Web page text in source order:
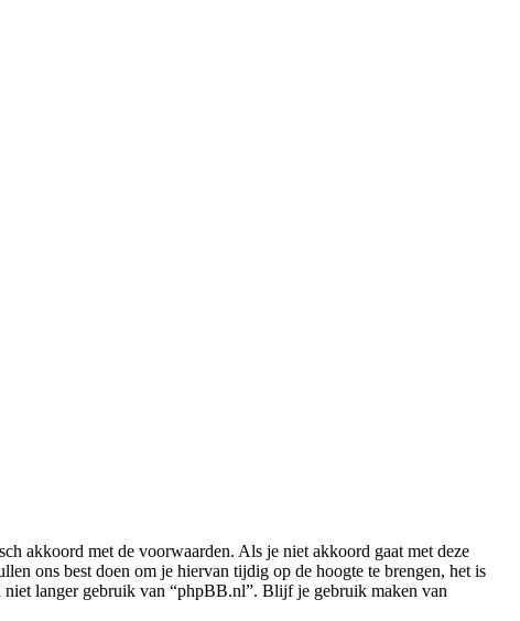
akkoord met de voorwaarden. Als je niet akkoord gaat met deze
ons best doen om je hiervan tijdig op de hoogte te brengen, het is
langer gebruik van “phpBB.nl”. Blijf je gebruik maken van